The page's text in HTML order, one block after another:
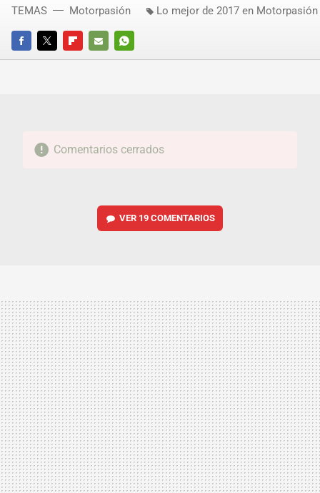
FACEBOOKTWITTERFLIPBOARD
E-
WHATSAPP
TEMAS Motorpasión Lo mejor de 2017 en Motorpasión
Comentarios cerrados
VER 19 COMENTARIOS